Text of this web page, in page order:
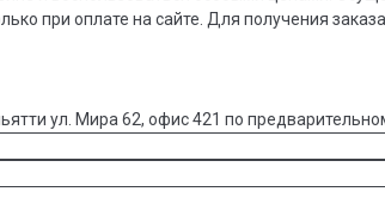
при оплате на сайте. Для получения
ул. Мира 62, офис 421 по